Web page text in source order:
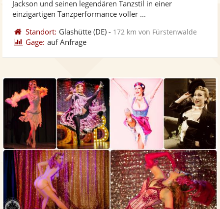
Jackson und seinen legendären Tanzstil in einer
einzigartigen Tanzperformance voller ...
Standort: Glashütte (DE) - 172 km von Fürstenwalde
Gage: auf Anfrage